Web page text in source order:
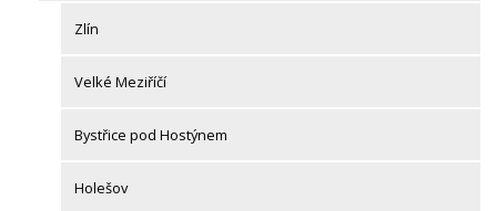
Zlín
Velké Meziříčí
Bystřice pod Hostýnem
Holešov